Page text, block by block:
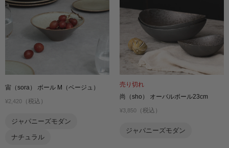
宙（sora） ボール M（ベージュ）
¥2,420 （税込）
ジャパニーズモダン
ナチュラル
売り切れ
尚（sho） オーバルボール23cm
¥3,850 （税込）
ジャパニーズモダン